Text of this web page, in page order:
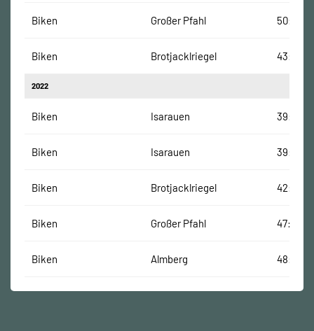
Biken Großer Pfahl 50:29
Biken Brotjacklriegel 43:16
2022
Biken Isarauen 39:29
Biken Isarauen 39:29
Biken Brotjacklriegel 42:51
Biken Großer Pfahl 47:36
Biken Almberg 48:38